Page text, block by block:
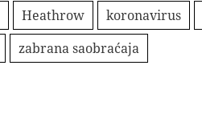
Heathrow koronavirus
zabrana saobraćaja